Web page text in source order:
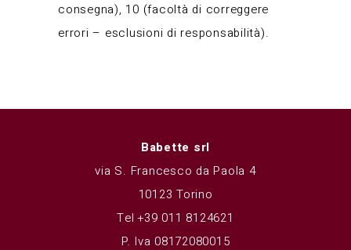
consegna), 10 (facoltà di correggere
errori – esclusioni di responsabilità).
Babette srl
via S. Francesco da Paola 4
10123 Torino
Tel +39 011 8124621
P. Iva 08172080015